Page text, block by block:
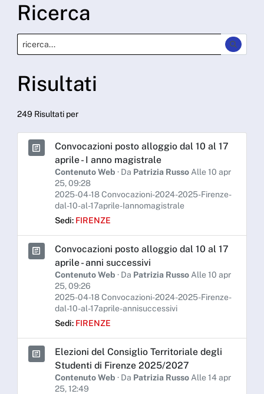
Ricerca
Risultati
249 Risultati per
Convocazioni posto alloggio dal 10 al 17
aprile - I anno magistrale
Contenuto Web · Da Patrizia Russo Alle 10 apr
25, 09:28
2025-04-18 Convocazioni-2024-2025-Firenze-
dal-10-al-17aprile-Iannomagistrale
Sedi: FIRENZE
Convocazioni posto alloggio dal 10 al 17
aprile - anni successivi
Contenuto Web · Da Patrizia Russo Alle 10 apr
25, 09:26
2025-04-18 Convocazioni-2024-2025-Firenze-
dal-10-al-17aprile-annisuccessivi
Sedi: FIRENZE
Elezioni del Consiglio Territoriale degli
Studenti di Firenze 2025/2027
Contenuto Web · Da Patrizia Russo Alle 14 apr
25, 12:49